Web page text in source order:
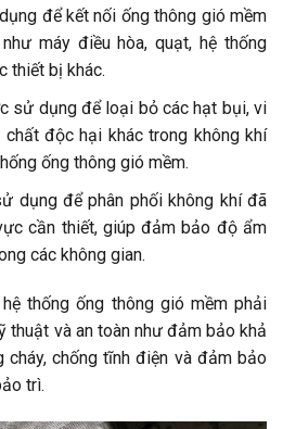
để kết nối ống thông gió mềm
máy điều hòa, quạt, hệ thống
thiết bị khác.
sử dụng để loại bỏ các hạt bụi, vi
chất độc hại khác trong không khí
ống thông gió mềm.
dụng để phân phối không khí đã
cần thiết, giúp đảm bảo độ ẩm
các không gian.
thống ống thông gió mềm phải
thuật và an toàn như đảm bảo khả
cháy, chống tĩnh điện và đảm bảo
trì.